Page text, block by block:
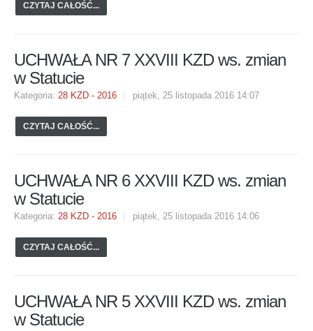
CZYTAJ CAŁOŚĆ...
UCHWAŁA NR 7 XXVIII KZD ws. zmian
w Statucie
Kategoria: 28 KZD - 2016 piątek, 25 listopada 2016 14:07
CZYTAJ CAŁOŚĆ...
UCHWAŁA NR 6 XXVIII KZD ws. zmian
w Statucie
Kategoria: 28 KZD - 2016 piątek, 25 listopada 2016 14:06
CZYTAJ CAŁOŚĆ...
UCHWAŁA NR 5 XXVIII KZD ws. zmian
w Statucie